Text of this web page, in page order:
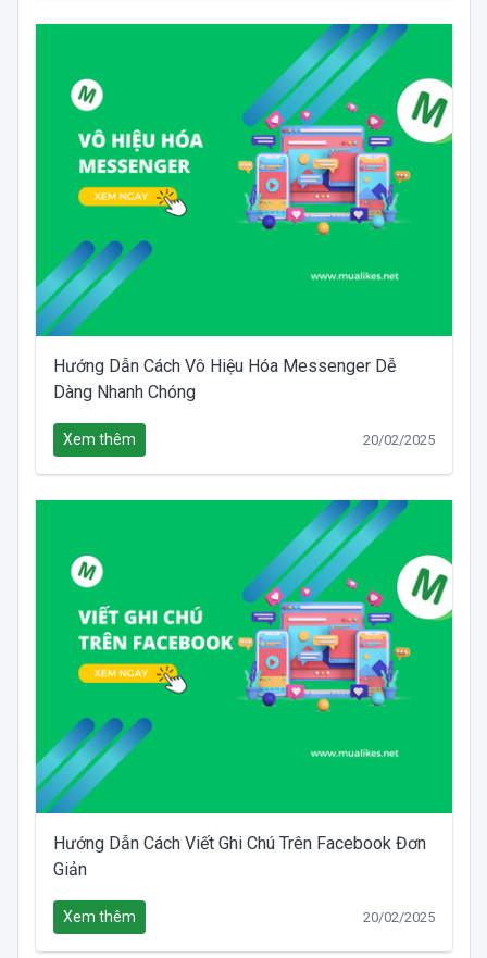
Hướng Dẫn Cách Vô Hiệu Hóa Messenger Dễ
Dàng Nhanh Chóng
Xem thêm 20/02/2025
Hướng Dẫn Cách Viết Ghi Chú Trên Facebook Đơn
Giản
Xem thêm 20/02/2025